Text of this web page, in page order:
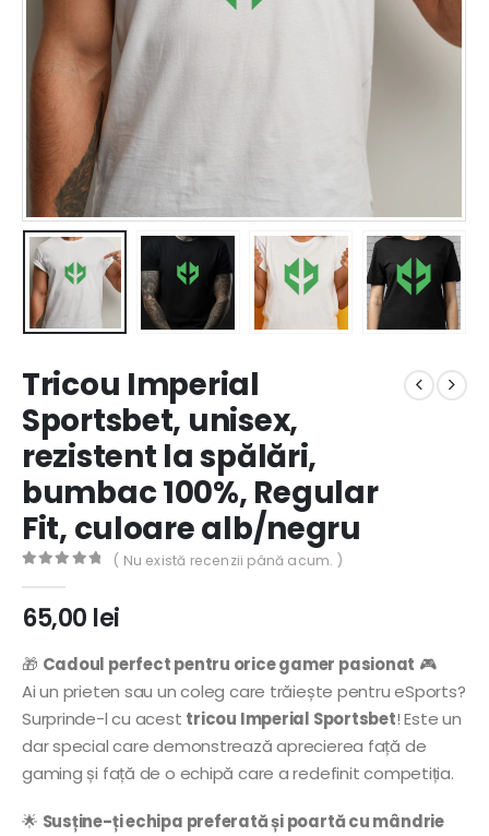
Tricou Imperial
Sportsbet, unisex,
rezistent la spălări,
bumbac 100%, Regular
Fit, culoare alb/negru
( Nu există recenzii până acum. )
65,00 lei
🎁 Cadoul perfect pentru orice gamer pasionat 🎮
Ai un prieten sau un coleg care trăiește pentru eSports?
Surprinde-l cu acest tricou Imperial Sportsbet! Este un
dar special care demonstrează aprecierea față de
gaming și față de o echipă care a redefinit competiția.
🌟 Susține-ți echipa preferată și poartă cu mândrie